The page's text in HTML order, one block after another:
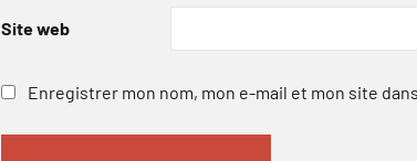
Site web
Enregistrer mon nom, mon e-mail et mon site